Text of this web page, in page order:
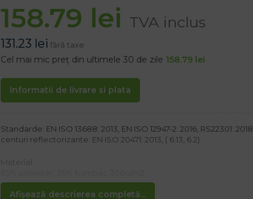
158.79 lei TVA inclus
131.23 lei fără taxe
Cel mai mic preț din ultimele 30 de zile 158.79 lei
Informatii de livrare si plata
Afișează descrierea completă...
Standarde: EN ISO 13688: 2013, EN ISO 12947-2: 2016, RS22301: 2018,
centuri reflectorizante: EN ISO 20471: 2013, ( 6.13, 6.2).
Proprietăți: